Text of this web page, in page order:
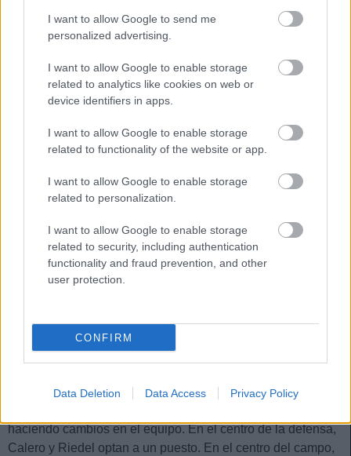
I want to allow Google to send me
personalized advertising.
I want to allow Google to enable storage
related to analytics like cookies on web or
device identifiers in apps.
I want to allow Google to enable storage
related to functionality of the website or app.
I want to allow Google to enable storage
related to personalization.
I want to allow Google to enable storage
related to security, including authentication
functionality and fraud prevention, and other
user protection.
CONFIRM
Data Deletion Data Access Privacy Policy
OMAR
HARTMAN
PERE MILLA
Estos jugadores son baja:Javi Puado.
haciendo cambios en el equipo. En el centro de la defensa,
Calero y Riedel optan a un puesto. En el centro del campo,